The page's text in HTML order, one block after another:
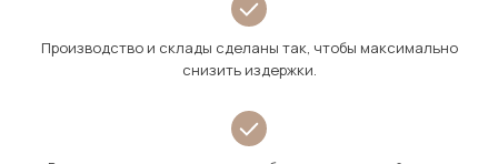
Производство и склады сделаны так, чтобы максимально
снизить издержки.